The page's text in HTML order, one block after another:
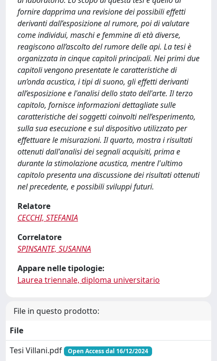
fornire dapprima una revisione dei possibili effetti
derivanti dall’esposizione al rumore, poi di valutare
come individui, maschi e femmine di età diverse,
reagiscono all’ascolto del rumore delle api. La tesi è
organizzata in cinque capitoli principali. Nei primi due
capitoli vengono presentate le caratteristiche di
un’onda acustica, i tipi di suono, gli effetti derivanti
all’esposizione e l'analisi dello stato dell'arte. Il terzo
capitolo, fornisce informazioni dettagliate sulle
caratteristiche dei soggetti coinvolti nell’esperimento,
sulla sua esecuzione e sul dispositivo utilizzato per
effettuare le misurazioni. Il quarto, mostra i risultati
ottenuti dall'analisi dei segnali acquisiti, prima e
durante la stimolazione acustica, mentre l'ultimo
capitolo presenta una discussione dei risultati ottenuti
nel precedente, e possibili sviluppi futuri.
Relatore
CECCHI, STEFANIA
Correlatore
SPINSANTE, SUSANNA
Appare nelle tipologie:
Laurea triennale, diploma universitario
File in questo prodotto:
File
Tesi Villani.pdf
Open Access dal 16/12/2024